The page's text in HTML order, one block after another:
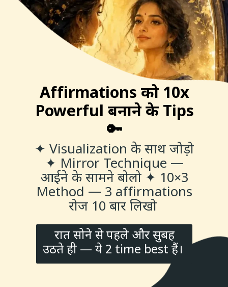
✦ Visualization के साथ जोड़ो
✦ Mirror Technique —
आईने के सामने बोलो ✦ 10×3
Method — 3 affirmations
रोज 10 बार लिखो
Affirmations को 10x
Powerful बनाने के Tips
🔑
रात सोने से पहले और सुबह
उठते ही — ये 2 time best हैं।